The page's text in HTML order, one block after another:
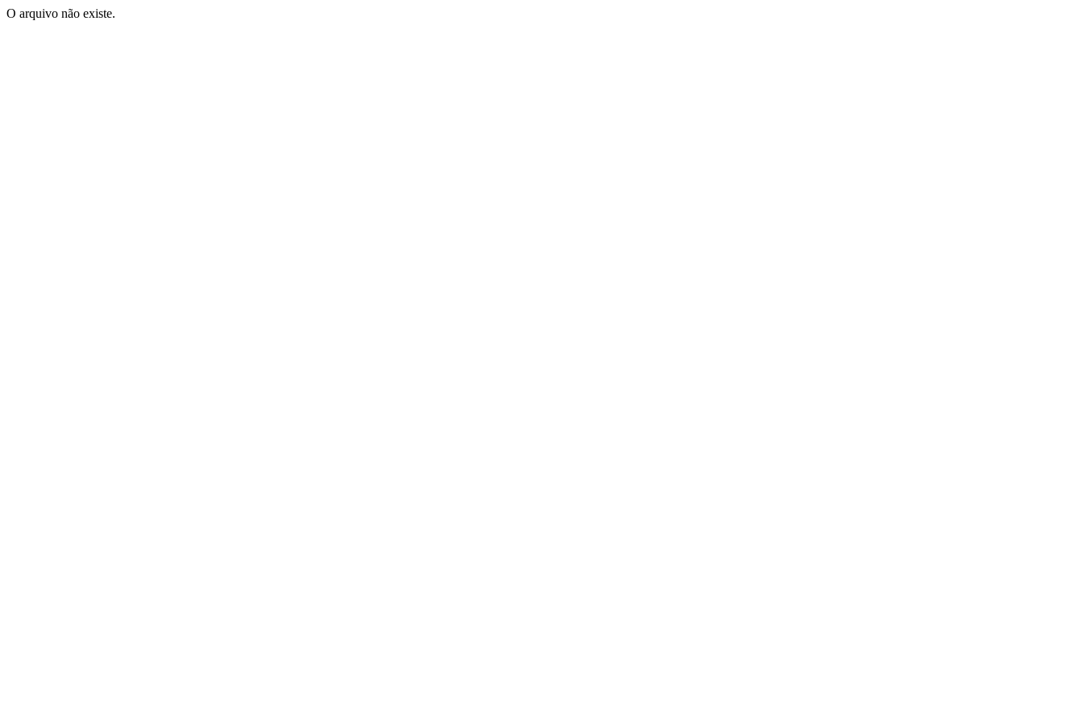
O arquivo não existe.